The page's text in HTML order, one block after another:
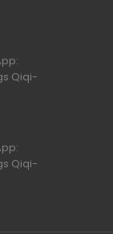
Qiqi-
Qiqi-